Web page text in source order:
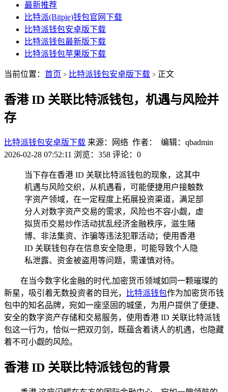
最新推荐
比特派(Bitpie)钱包官网下载
比特派钱包安卓版下载
比特派钱包最新版下载
比特派钱包苹果版下载
当前位置： 首页 > 比特派钱包安卓版下载 > 正文
香港 ID 关联比特派钱包，机遇与风险并
存
比特派钱包安卓版下载 来源：网络 作者： 编辑：qbadmin
2026-02-28 07:52:11 浏览：358 评论：0
当下存在香港 ID 关联比特派钱包的现象，这其中
机遇与风险交织，从机遇看，可能便捷用户接触数
字资产领域，在一定程度上拓展投资渠道，满足部
分人对数字资产交易的需求，风险也不容小觑，虚
拟货币交易炒作活动扰乱经济金融秩序，滋生赌
博、非法集资、诈骗等违法犯罪活动；使用香港
ID 关联钱包存在信息安全隐患，可能导致个人隐
私泄露、资金被盗用等问题，需谨慎对待。
在当今数字化金融的时代,加密货币领域如同一颗璀璨的
新星，吸引着无数投资者的目光，
比特派钱包作为加密货币钱
包中的知名品牌，宛如一座坚固的城堡，为用户提供了便捷、
安全的数字资产存储和交易服务，使用香港 ID 关联比特派钱
包这一行为，恰似一把双刃剑，既蕴含着诱人的机遇，也隐藏
着不可小觑的风险。
香港 ID 关联比特派钱包的背景